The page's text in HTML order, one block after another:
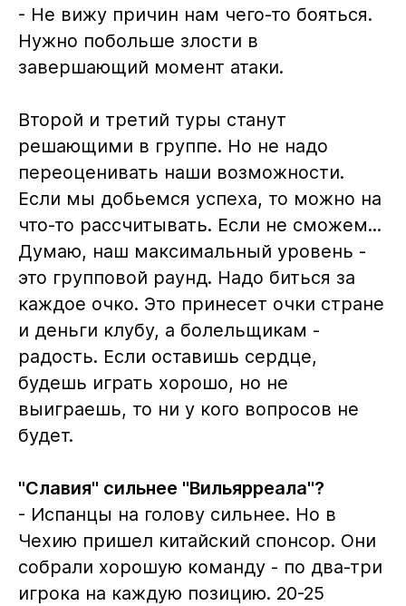
- Не вижу причин нам чего-то бояться.
Нужно побольше злости в
завершающий момент атаки.
Второй и третий туры станут
решающими в группе. Но не надо
переоценивать наши возможности.
Если мы добьемся успеха, то можно на
что-то рассчитывать. Если не сможем...
Думаю, наш максимальный уровень -
это групповой раунд. Надо биться за
каждое очко. Это принесет очки стране
и деньги клубу, а болельщикам -
радость. Если оставишь сердце,
будешь играть хорошо, но не
выиграешь, то ни у кого вопросов не
будет.
"Славия" сильнее "Вильярреала"?
- Испанцы на голову сильнее. Но в
Чехию пришел китайский спонсор. Они
собрали хорошую команду - по два-три
игрока на каждую позицию. 20-25